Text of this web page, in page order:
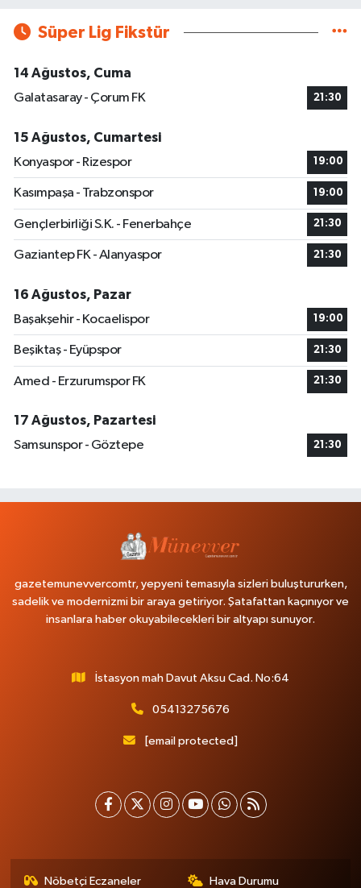
Süper Lig Fikstür
14 Ağustos, Cuma
Galatasaray - Çorum FK
21:30
15 Ağustos, Cumartesi
Konyaspor - Rizespor
19:00
Kasımpaşa - Trabzonspor 19:00
Gençlerbirliği S.K. - Fenerbahçe 21:30
Gaziantep FK - Alanyaspor 21:30
16 Ağustos, Pazar
Başakşehir - Kocaelispor
19:00
Beşiktaş - Eyüpspor 21:30
Amed - Erzurumspor FK 21:30
17 Ağustos, Pazartesi
Samsunspor - Göztepe
21:30
gazetemunevvercomtr, yepyeni temasıyla sizleri buluştururken,
sadelik ve modernizmi bir araya getiriyor. Şatafattan kaçınıyor ve
insanlara haber okuyabilecekleri bir altyapı sunuyor.
İstasyon mah Davut Aksu Cad. No:64
05413275676
[email protected]
Nöbetçi Eczaneler Hava Durumu